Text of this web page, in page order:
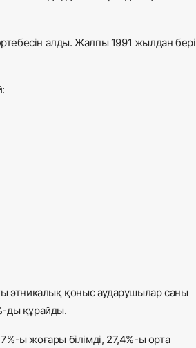
алды. Жалпы 1991 жылдан бері
этникалық қоныс аударушылар саны
ды құрайды.
ы жоғары білімді, 27,4%-ы орта